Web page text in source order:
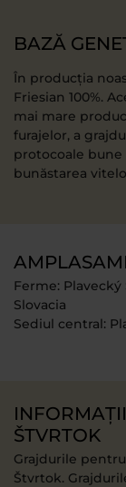
BAZĂ
În producția
Friesian 100%.
mai mare
furajelor, a
protocoale
bunăstarea
Ferme: Plavecký
Slovacia
Sediul central:
ŠTVRTOK
Grajdurile
Štvrtok.